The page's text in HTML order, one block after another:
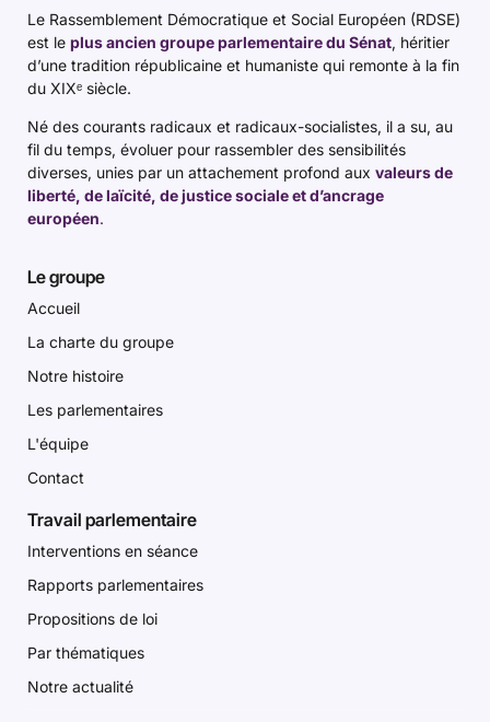
Le Rassemblement Démocratique et Social Européen (RDSE)
est le plus ancien groupe parlementaire du Sénat, héritier
d’une tradition républicaine et humaniste qui remonte à la fin
du XIXᵉ siècle.
Né des courants radicaux et radicaux-socialistes, il a su, au
fil du temps, évoluer pour rassembler des sensibilités
diverses, unies par un attachement profond aux valeurs de
liberté, de laïcité, de justice sociale et d’ancrage
européen.
Le groupe
Accueil
La charte du groupe
Notre histoire
Les parlementaires
L'équipe
Contact
Travail parlementaire
Interventions en séance
Rapports parlementaires
Propositions de loi
Par thématiques
Notre actualité